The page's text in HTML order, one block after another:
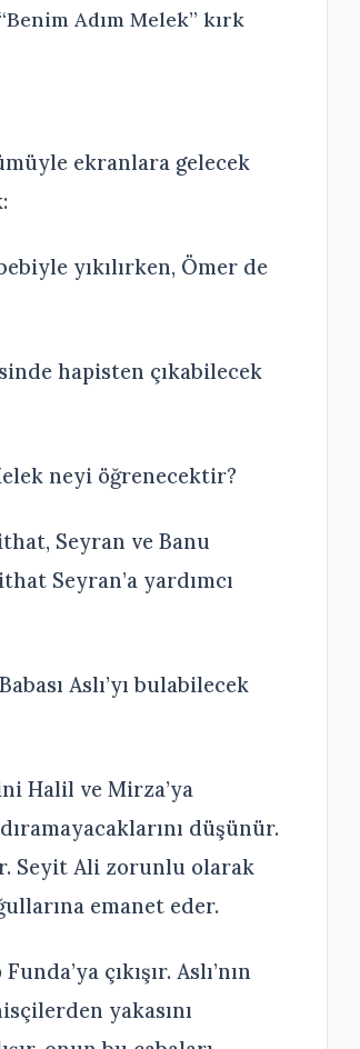
Adım Melek” kırk
ekranlara gelecek
yıkılırken, Ömer de
hapisten çıkabilecek
neyi öğrenecektir?
Seyran ve Banu
Seyran’a yardımcı
Aslı’yı bulabilecek
Halil ve Mirza’ya
düşünür.
Seyit Ali zorunlu olarak
emanet eder.
çıkışır. Aslı’nın
yakasını